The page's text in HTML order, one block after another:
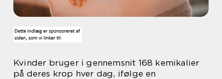
Kvinder bruger i gennemsnit 168 kemikalier
på deres krop hver dag, ifølge en